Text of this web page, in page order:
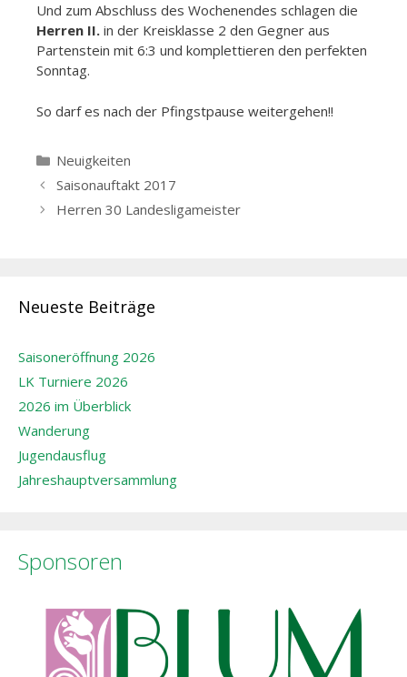
Und zum Abschluss des Wochenendes schlagen die
Herren II. in der Kreisklasse 2 den Gegner aus
Partenstein mit 6:3 und komplettieren den perfekten
Sonntag.
So darf es nach der Pfingstpause weitergehen!!
Kategorien
Neuigkeiten
Beitrags-
Navigation
Saisonauftakt 2017
Herren 30 Landesligameister
Neueste Beiträge
Saisoneröffnung 2026
LK Turniere 2026
2026 im Überblick
Wanderung
Jugendausflug
Jahreshauptversammlung
Sponsoren